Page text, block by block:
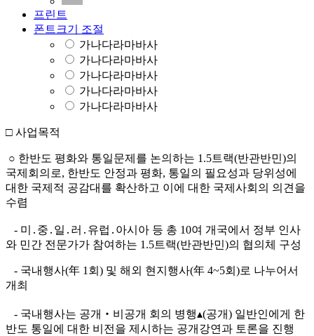
프린트
폰트크기 조절
가나다라마바사
가나다라마바사
가나다라마바사
가나다라마바사
가나다라마바사
□ 사업목적
○ 한반도 평화와 통일문제를 논의하는 1.5트랙(반관반민)의
국제회의로, 한반도 안정과 평화, 통일의 필요성과 당위성에
대한 국제적 공감대를 확산하고 이에 대한 국제사회의 의견을
수렴
- 미․중․일․러․유럽․아시아 등 총 10여 개국에서 정부 인사
와 민간 전문가가 참여하는 1.5트랙(반관반민)의 협의체 구성
- 국내행사(年 1회) 및 해외 현지행사(年 4~5회)로 나누어서
개최
- 국내행사는 공개‧비공개 회의 병행▴(공개) 일반인에게 한
반도 통일에 대한 비전을 제시하는 공개강연과 토론을 진행